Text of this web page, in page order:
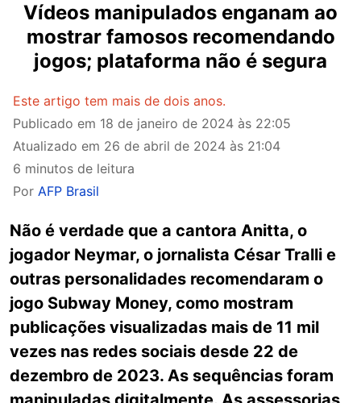
Vídeos manipulados enganam ao
mostrar famosos recomendando
jogos; plataforma não é segura
Este artigo tem mais de dois anos.
Publicado em 18 de janeiro de 2024 às 22:05
Atualizado em 26 de abril de 2024 às 21:04
6 minutos de leitura
Por AFP Brasil
Não é verdade que a cantora Anitta, o
jogador Neymar, o jornalista César Tralli e
outras personalidades recomendaram o
jogo Subway Money, como mostram
publicações visualizadas mais de 11 mil
vezes nas redes sociais desde 22 de
dezembro de 2023. As sequências foram